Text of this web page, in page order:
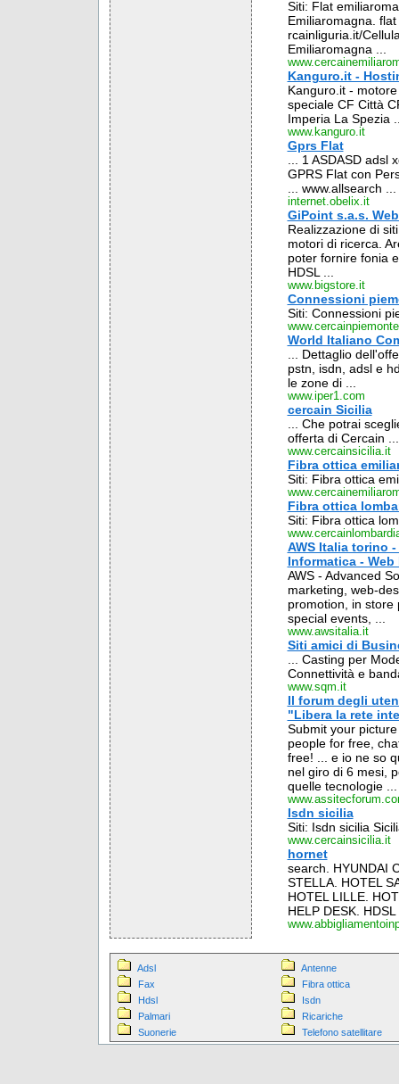
Siti: Flat
Emiliaromagna.
rcainliguria.it/
Emiliaromagna ...
Kanguro.it -
Kanguro.it -
speciale CF Città
Imperia La Spezia
www.kanguro.it
Gprs Flat
... 1 ASDASD
GPRS Flat con
... www.allsearch ...
internet.obelix.it
GiPoint s.a.s.
Realizzazione di
motori di ricerca.
poter fornire fonia
HDSL ...
www.bigstore.it
Connessioni
Siti: Connessioni
World Italiano
... Dettaglio
pstn, isdn, adsl e
le zone di ...
www.iper1.com
cercain Sicilia
... Che potrai
offerta di Cercain
www.cercainsicilia.it
Fibra ottica
Siti: Fibra ottica
Fibra ottica
Siti: Fibra ottica
AWS Italia torino
Informatica -
AWS - Advanced
marketing, web-
promotion, in store
special events, ...
www.awsitalia.it
Siti amici di
... Casting per
Connettività e
www.sqm.it
Il forum degli
"Libera la rete
Submit your
people for free,
free! ... e io ne so
nel giro di 6 mesi,
quelle tecnologie ...
Isdn sicilia
Siti: Isdn sicilia
www.cercainsicilia.it
hornet
search. HYUNDAI
STELLA. HOTEL
HOTEL LILLE.
HELP DESK.
Adsl
Antenne
Fax
Fibra ottica
Hdsl
Isdn
Palmari
Ricariche
Suonerie
Telefono satellitare